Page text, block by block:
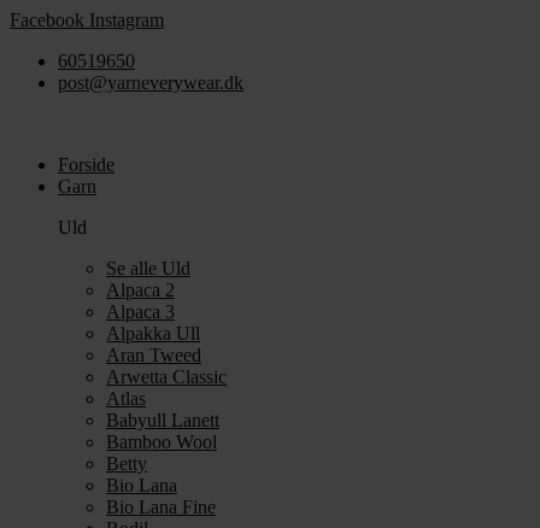
Videre
indhold
Facebook Instagram
60519650
post@yarneverywear.dk
Forside
Garn
Uld
Se alle Uld
Alpaca 2
Alpaca 3
Alpakka Ull
Aran Tweed
Arwetta Classic
Atlas
Babyull Lanett
Bamboo Wool
Betty
Bio Lana
Bio Lana Fine